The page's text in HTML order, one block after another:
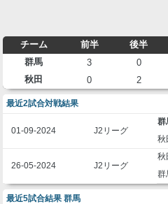
チーム 前半 後半
群馬
3 0
秋田
0 2
最近2試合対戦結果
01-09-2024 J2リーグ
群
秋
26-05-2024 J2リーグ
秋
群
最近5試合結果 群馬